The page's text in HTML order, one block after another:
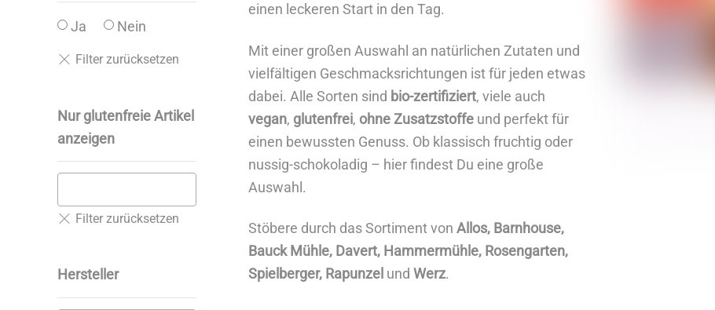
Ja Nein
Nur glutenfreie Artikel
anzeigen
Hersteller
einen leckeren Start in den Tag.
Mit einer großen Auswahl an natürlichen Zutaten und
vielfältigen Geschmacksrichtungen ist für jeden etwas
dabei. Alle Sorten sind bio-zertifiziert, viele auch
vegan, glutenfrei, ohne Zusatzstoffeund perfekt für
einen bewussten Genuss. Ob klassisch fruchtig oder
nussig-schokoladig – hier findest Du eine große
Auswahl.
Stöbere durch das Sortiment von Allos, Barnhouse,
Bauck Mühle, Davert, Hammermühle, Rosengarten,
Spielberger, Rapunzel und Werz.